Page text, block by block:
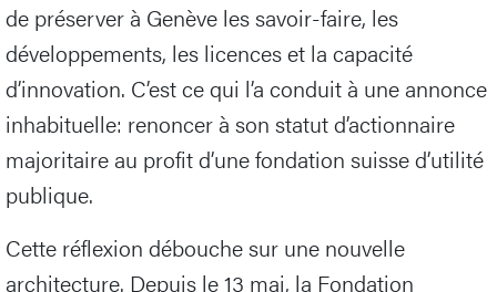
de préserver à Genève les savoir-faire, les
développements, les licences et la capacité
d’innovation. C’est ce qui l’a conduit à une annonce
inhabituelle: renoncer à son statut d’actionnaire
majoritaire au profit d’une fondation suisse d’utilité
publique.
Cette réflexion débouche sur une nouvelle
architecture. Depuis le 13 mai, la Fondation